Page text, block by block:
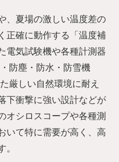
、夏場の激しい温度差の
正確に動作する「温度補
電気試験機や各種計測器
防塵・防水・防雪機
厳しい自然環境に耐え
下衝撃に強い設計などが
オシロスコープや各種測
いて特に需要が高く、高
。